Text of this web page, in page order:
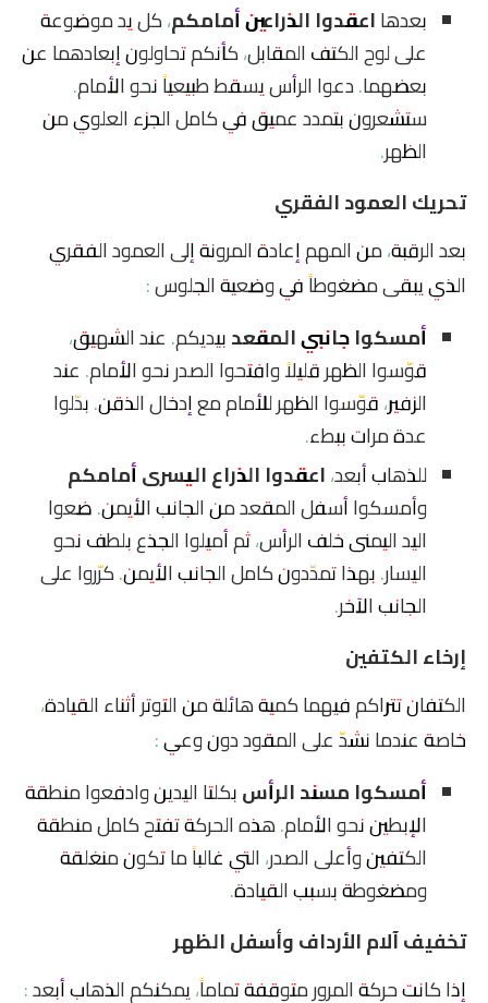
بعدهااعقدوا الذراعين أمامكم، كل يد موضوعة
على لوح الكتف المقابل، كأنكم تحاولون إبعادهما عن
بعضهما. دعوا الرأس يسقط طبيعياً نحو الأمام.
ستشعرون بتمدد عميق في كامل الجزء العلوي من
الظهر.
تحريك العمود الفقري
بعد الرقبة، من المهم إعادة المرونة إلى العمود الفقري
الذي يبقى مضغوطاً في وضعية الجلوس :
أمسكوا جانبي المقعدبيديكم. عند الشهيق،
قوّسوا الظهر قليلاً وافتحوا الصدر نحو الأمام. عند
الزفير، قوّسوا الظهر للأمام مع إدخال الذقن. بدّلوا
عدة مرات ببطء.
للذهاب أبعد،اعقدوا الذراع اليسرى أمامكم
وأمسكوا أسفل المقعد من الجانب الأيمن. ضعوا
اليد اليمنى خلف الرأس، ثم أميلوا الجذع بلطف نحو
اليسار. بهذا تمدّدون كامل الجانب الأيمن. كرّروا على
الجانب الآخر.
إرخاء الكتفين
الكتفان تتراكم فيهما كمية هائلة من التوتر أثناء القيادة،
خاصة عندما نشدّ على المقود دون وعي :
أمسكوا مسند الرأسبكلتا اليدين وادفعوا منطقة
الإبطين نحو الأمام. هذه الحركة تفتح كامل منطقة
الكتفين وأعلى الصدر، التي غالباً ما تكون منغلقة
ومضغوطة بسبب القيادة.
تخفيف آلام الأرداف وأسفل الظهر
إذا كانت حركة المرور متوقفة تماماً، يمكنكم الذهاب أبعد :